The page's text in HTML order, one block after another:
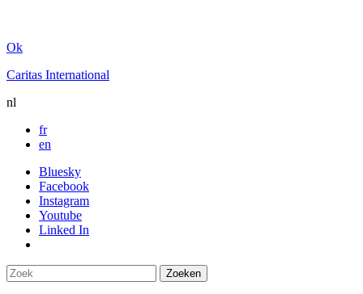
Ok
Caritas International
nl
fr
en
Bluesky
Facebook
Instagram
Youtube
Linked In